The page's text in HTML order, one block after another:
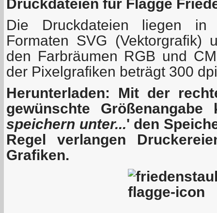
Druckdateien für Flagge
Die Druckdateien liegen
Formaten SVG (Vektorgrafik)
den Farbräumen RGB und
der Pixelgrafiken beträgt 300
Herunterladen: Mit der
gewünschte
speichern unter...' den
Regel verlangen
Grafiken.